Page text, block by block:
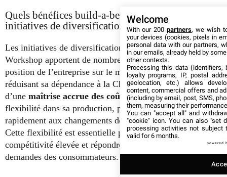
Quels bénéfices build-a-bear tire-t-il de ses
initiatives de diversification ?
Les initiatives de diversification de Build-A-Bear
Workshop apportent de nombreux bénéfices, renforçant la
position de l’entreprise sur le marché mondial. En
réduisant sa dépendance à la Chine, l’entreprise bénéficie
d’une maîtrise accrue des coûts et d’une plus grande
flexibilité dans sa production, permettant de réagir plus
rapidement aux changements des conditions du marché.
Cette flexibilité est essentielle pour maintenir une
compétitivité élevée et répondre efficacement aux
demandes des consommateurs.
Welcome
With our 200partners, we wish
your devices (cookies, pixels in
personal data with our partners,
in our emails, already held by
other contexts.
Processing this data (identifiers,
loyalty programs, IP, postal
geolocation, etc.) allows
content, commercial offers and
(including by email, post, SMS,
them, measuring their
You can "accept all" and
"cookie" icon. You can also "set
processing activities not subject
valid for 6 months.
powered